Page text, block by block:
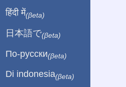
हिंदी में(βeta)
日本語で(βeta)
По-русски(βeta)
Di indonesia(βeta)